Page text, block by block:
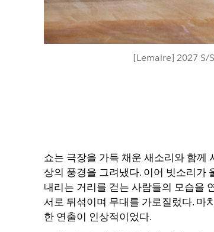
[Lemaire] 2027 S/
쇼는 극장을 가득 채운 새소리와 함께
상의 풍경을 그려냈다. 이어 빗소리가
내리는 거리를 걷는 사람들의 모습을
서로 뒤섞이며 무대를 가로질렀다. 마
한 연출이 인상적이었다.